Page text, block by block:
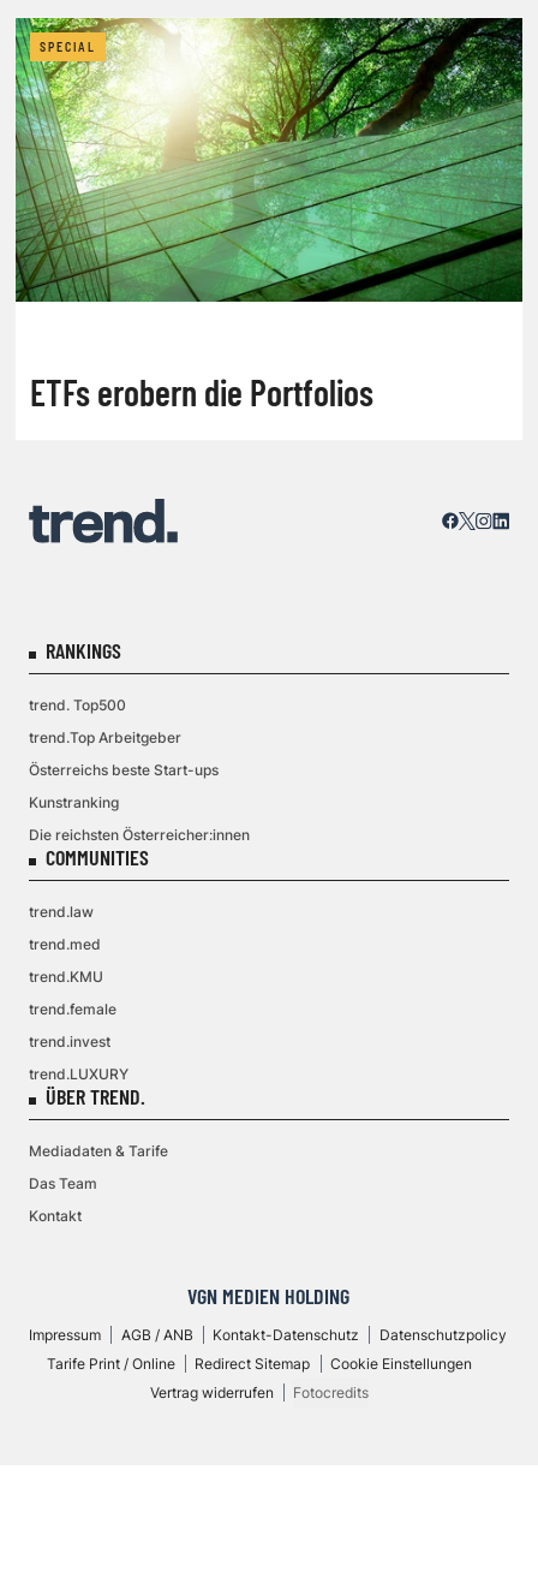
SPECIAL
ETFs erobern die Portfolios
RANKINGS
trend. Top500
trend.Top Arbeitgeber
Österreichs beste Start-ups
Kunstranking
Die reichsten Österreicher:innen
COMMUNITIES
trend.law
trend.med
trend.KMU
trend.female
trend.invest
trend.LUXURY
ÜBER TREND.
Mediadaten & Tarife
Das Team
Kontakt
VGN MEDIEN HOLDING
Impressum AGB / ANB Kontakt-Datenschutz
Datenschutzpolicy
Tarife Print / Online
Redirect Sitemap
Cookie Einstellungen
Vertrag widerrufen
Fotocredits